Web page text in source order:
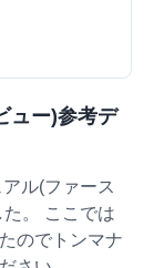
ュー)参考デ
ル(ファース
。 ここでは
のでトンマナ